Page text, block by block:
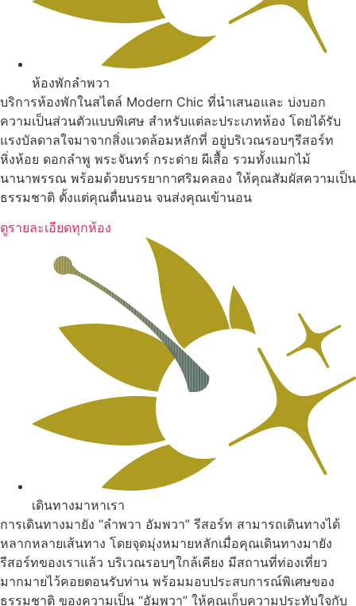
ห้องพักลำพวา
บริการห้องพักในสไตล์ Modern Chic ที่นำเสนอและ บ่งบอก
ความเป็นส่วนตัวแบบพิเศษ สำหรับแต่ละประเภทห้อง โดยได้รับ
แรงบัลดาลใจมาจากสิ่งแวดล้อมหลักที่ อยู่บริเวณรอบๆรีสอร์ท
หิ่งห้อย ดอกลำพู พระจันทร์ กระต่าย ผีเสื้อ รวมทั้งแมกไม้
นานาพรรณ พร้อมด้วยบรรยากาศริมคลอง ให้คุณสัมผัสความเป็น
ธรรมชาติ ตั้งแต่คุณตื่นนอน จนส่งคุณเข้านอน
ดูรายละเอียดทุกห้อง
เดินทางมาหาเรา
การเดินทางมายัง “ลำพวา อัมพวา” รีสอร์ท สามารถเดินทางได้
หลากหลายเส้นทาง โดยจุดมุ่งหมายหลักเมื่อคุณเดินทางมายัง
รีสอร์ทของเราแล้ว บริเวณรอบๆใกล้เคียง มีสถานที่ท่องเที่ยว
มากมายไว้คอยตอนรับท่าน พร้อมมอบประสบการณ์พิเศษของ
ธรรมชาติ ของความเป็น “อัมพวา” ให้คุณเก็บความประทับใจกับ